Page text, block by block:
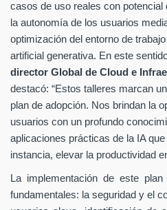
casos de uso reales con potencial
la autonomía de los usuarios
optimización del entorno de
artificial generativa. En este
director Global de Cloud e
destacó: “Estos talleres marcan
plan de adopción. Nos brindan la
usuarios con un profundo
aplicaciones prácticas de la IA
instancia, elevar la productividad
La implementación de este
fundamentales: la seguridad y el